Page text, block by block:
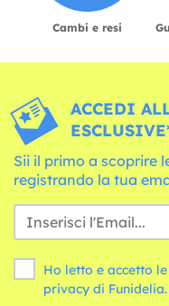
Cambi e resi
ACCEDI
Sii il primo a scoprire
registrando la tua
Ho letto e accetto
privacy di Funidelia.